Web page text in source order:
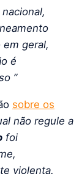
geral,
é
”
sobre os
não regule a
foi
violenta.